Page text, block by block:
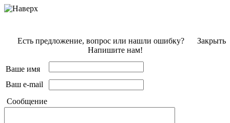
Закрыть
Есть предложение, вопрос или нашли ошибку?
Напишите нам!
Ваше имя
Ваш e-mail
Сообщение